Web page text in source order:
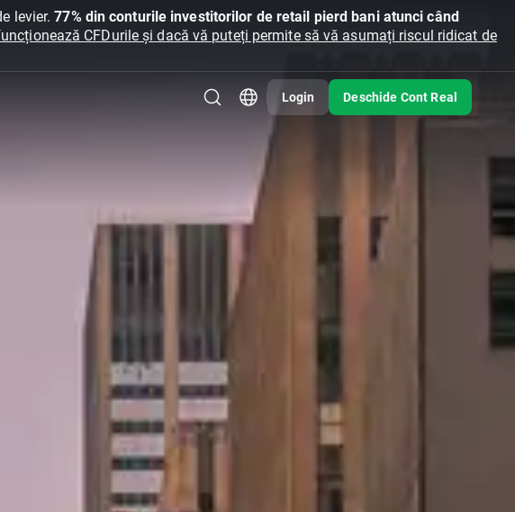
levier.77% din conturile investitorilor de retail pierd bani atunci când
CFDurile și dacă vă puteți permite să vă asumați riscul ridicat de
Login Deschide Cont Real